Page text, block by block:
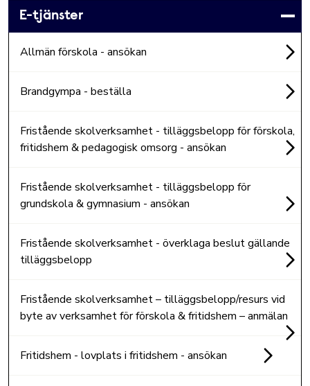
E-tjänster
Allmän förskola - ansökan
Brandgympa - beställa
Fristående skolverksamhet - tilläggsbelopp för förskola,
fritidshem & pedagogisk omsorg - ansökan
Fristående skolverksamhet - tilläggsbelopp för
grundskola & gymnasium - ansökan
Fristående skolverksamhet - överklaga beslut gällande
tilläggsbelopp
Fristående skolverksamhet – tilläggsbelopp/resurs vid
byte av verksamhet för förskola & fritidshem – anmälan
Fritidshem - lovplats i fritidshem - ansökan